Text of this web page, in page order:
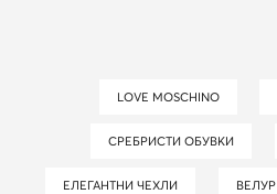
LOVE MOSCHINO
СРЕБРИСТИ ОБУВКИ
ЕЛЕГАНТНИ ЧЕХЛИ ВЕЛУР